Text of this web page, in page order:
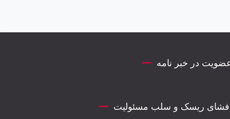
در خبر نامه
ریسک و سلب مسئولیت